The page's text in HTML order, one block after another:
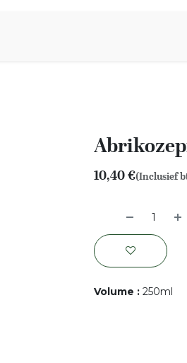
10,40€(Inclusief
Volume : 250ml